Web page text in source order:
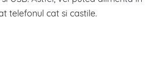
telefonul cat si castile.